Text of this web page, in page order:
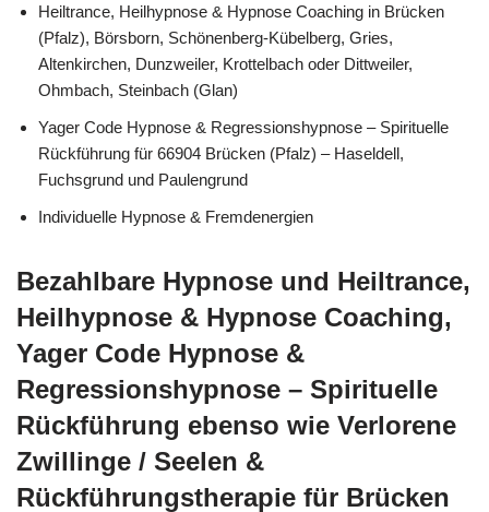
Heiltrance, Heilhypnose & Hypnose Coaching in Brücken
(Pfalz), Börsborn, Schönenberg-Kübelberg, Gries,
Altenkirchen, Dunzweiler, Krottelbach oder Dittweiler,
Ohmbach, Steinbach (Glan)
Yager Code Hypnose & Regressionshypnose – Spirituelle
Rückführung für 66904 Brücken (Pfalz) – Haseldell,
Fuchsgrund und Paulengrund
Individuelle Hypnose & Fremdenergien
Bezahlbare Hypnose und Heiltrance,
Heilhypnose & Hypnose Coaching,
Yager Code Hypnose &
Regressionshypnose – Spirituelle
Rückführung ebenso wie Verlorene
Zwillinge / Seelen &
Rückführungstherapie für Brücken